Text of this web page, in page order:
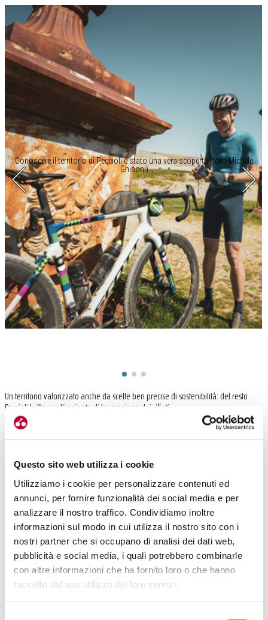
Questo sito web utilizza i cookie
Utilizziamo i cookie per personalizzare contenuti ed
annunci, per fornire funzionalità dei social media e per
analizzare il nostro traffico. Condividiamo inoltre
informazioni sul modo in cui utilizza il nostro sito con i
nostri partner che si occupano di analisi dei dati web,
pubblicità e social media, i quali potrebbero combinarle
con altre informazioni che ha fornito loro o che hanno
raccolto dal suo utilizzo dei loro servizi.
Conoscere il territorio di Peccioli è stato una vera scoperta (foto Michele
Ghisoni)
Un territorio valorizzato anche da scelte ben precise di sostenibilità: del resto
Peccioli brilla per l’impianto di lavorazione dei rifiuti…
Certo, questo è vero. Diciamo che prima di essere eletto, non
avevo mai avuto l’aspirazione di diventare un amministratore
sono interrogato seriamente su due cose
per risolvere dei problemi, prima questione. La seconda era la
necessità diinterrogarci a tutto tondo su come organizzare e dare
prospettive a tutta la comunità . Prospettive non vuol dire
semplicemente quanto investire e quante strade sistemare: vuol
dire anche seminare dei percorsi che creano eventi, che creano
emozioni, che creano appartenenza, che creano entusiasmo.
Come si fa?